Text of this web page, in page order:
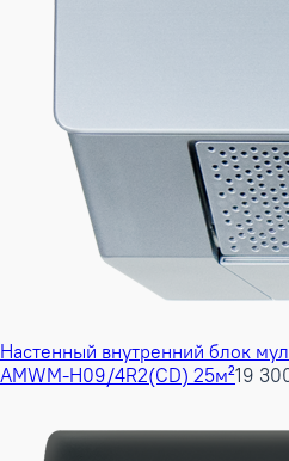
Настенный внутренний блок
AMWM-H09/4R2(CD) 25м²19